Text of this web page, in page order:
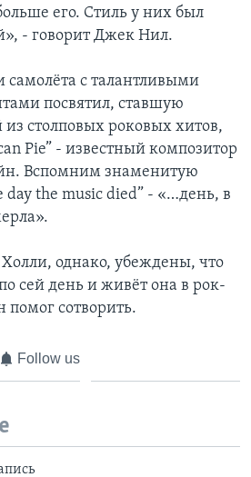
его. Стиль у них был
- говорит Джек Нил.
самолёта с талантливыми
посвятил, ставшую
из столповых роковых хитов,
Pie” - известный композитор
Вспомним знаменитую
day the music died” - «…день, в
однако, убеждены, что
сей день и живёт она в рок-
помог сотворить.
Follow us